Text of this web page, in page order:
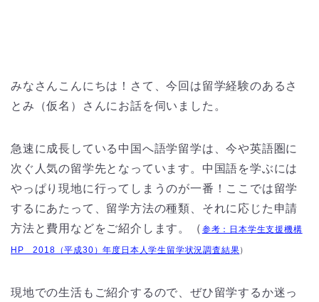
みなさんこんにちは！さて、今回は留学経験のあるさ
とみ（仮名）さんにお話を伺いました。
急速に成長している中国へ語学留学は、今や英語圏に
次ぐ人気の留学先となっています。中国語を学ぶには
やっぱり現地に行ってしまうのが一番！ここでは留学
するにあたって、留学方法の種類、それに応じた申請
方法と費用などをご紹介します。（ 参考：日本学生支援機構
HP 2018（平成30）年度日本人学生留学状況調査結果）
現地での生活もご紹介するので、ぜひ留学するか迷っ